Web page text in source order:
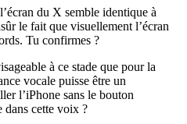
du X semble identique à
le fait que visuellement l’écran
Tu confirmes ?
à ce stade que pour la
vocale puisse être un
l’iPhone sans le bouton
dans cette voix ?